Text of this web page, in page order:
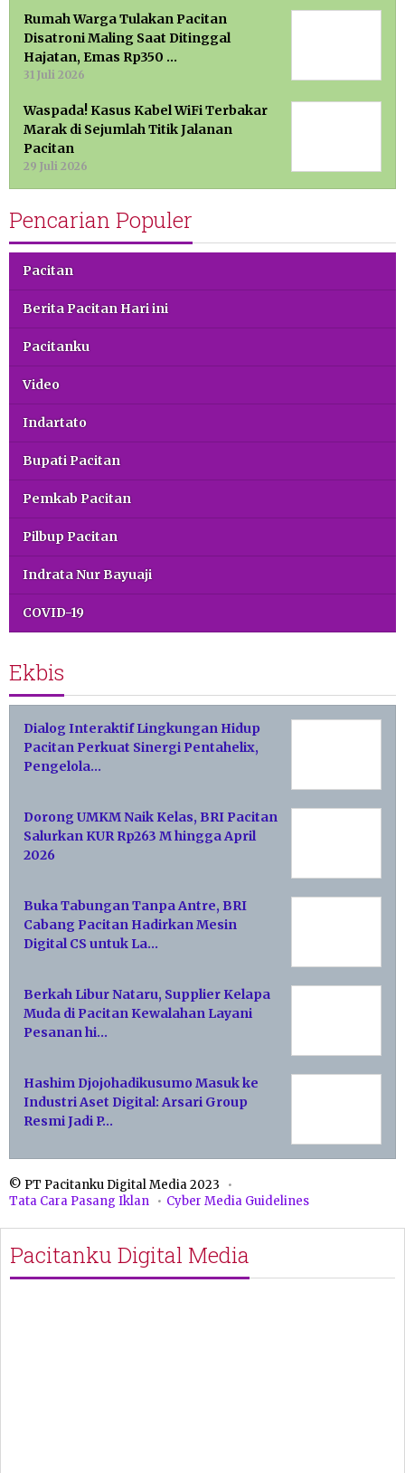
Rumah Warga Tulakan Pacitan
Disatroni Maling Saat Ditinggal
Hajatan, Emas Rp350 …
31 Juli 2026
Waspada! Kasus Kabel WiFi Terbakar
Marak di Sejumlah Titik Jalanan
Pacitan
29 Juli 2026
Pencarian Populer
Pacitan
Berita Pacitan Hari ini
Pacitanku
Video
Indartato
Bupati Pacitan
Pemkab Pacitan
Pilbup Pacitan
Indrata Nur Bayuaji
COVID-19
Ekbis
Dialog Interaktif Lingkungan Hidup
Pacitan Perkuat Sinergi Pentahelix,
Pengelola…
Dorong UMKM Naik Kelas, BRI Pacitan
Salurkan KUR Rp263 M hingga April
2026
Buka Tabungan Tanpa Antre, BRI
Cabang Pacitan Hadirkan Mesin
Digital CS untuk La…
Berkah Libur Nataru, Supplier Kelapa
Muda di Pacitan Kewalahan Layani
Pesanan hi…
Hashim Djojohadikusumo Masuk ke
Industri Aset Digital: Arsari Group
Resmi Jadi P…
© PT Pacitanku Digital Media 2023
Tata Cara Pasang Iklan
Cyber Media Guidelines
Pacitanku Digital Media